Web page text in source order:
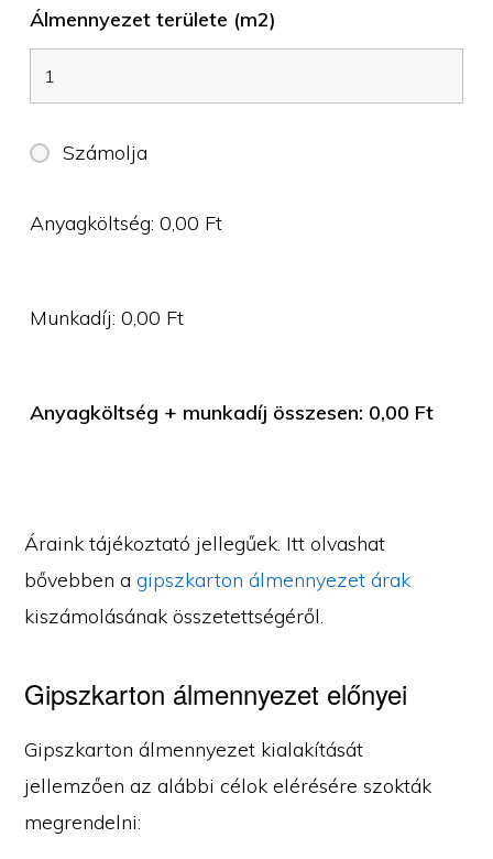
Álmennyezet területe (m2)
Számolja
Anyagköltség:0,00 Ft
Munkadíj:0,00 Ft
Anyagköltség + munkadíj összesen: 0,00 Ft
Áraink tájékoztató jellegűek. Itt olvashat
bővebben agipszkarton álmennyezet árak
kiszámolásának összetettségéről.
Gipszkarton álmennyezet előnyei
Gipszkarton álmennyezet kialakítását
jellemzően az alábbi célok elérésére szokták
megrendelni: